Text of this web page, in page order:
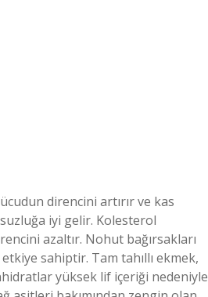
direncini artırır ve kas
iyi gelir. Kolesterol
azaltır. Nohut bağırsakları
sahiptir. Tam tahıllı ekmek,
yüksek lif içeriği nedeniyle